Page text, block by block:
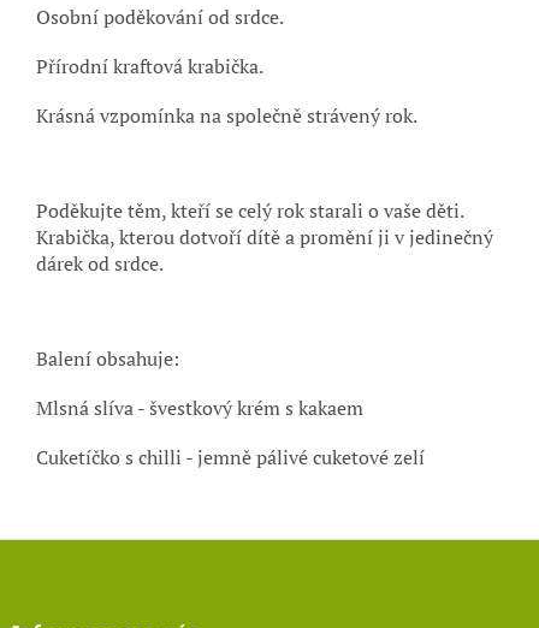
Osobní poděkování od srdce.
Přírodní kraftová krabička.
Krásná vzpomínka na společně strávený rok.
Poděkujte těm, kteří se celý rok starali o vaše děti.
Krabička, kterou dotvoří dítě a promění ji v jedinečný
dárek od srdce.
Balení obsahuje:
Mlsná slíva - švestkový krém s kakaem
Cuketíčko s chilli - jemně pálivé cuketové zelí